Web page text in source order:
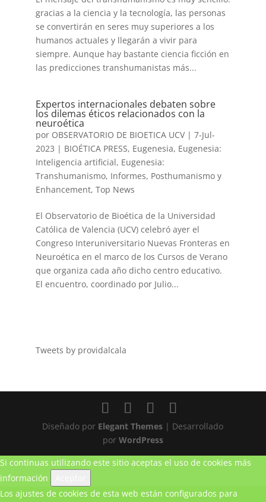
gracias a la ciencia y la tecnología, las personas
se convertirán en seres muy superiores a los
humanos actuales y llegarán a vivir para
siempre. Aunque hay bastante ciencia ficción en
las predicciones transhumanistas más...
Expertos internacionales debaten sobre
los dilemas éticos relacionados con la
neuroética
por OBSERVATORIO DE BIOETICA UCV| 7-Jul-
2023 | BIOÉTICA PRESS, Eugenesia, Eugenesia:
Inteligencia artificial, Eugenesia:
Transhumanismo, Informes, Posthumanismo y
Enhancement, Top News
El Observatorio de Bioética de la Universidad
Católica de Valencia (UCV) celebró ayer el
Congreso Interuniversitario Nuevas Fronteras en
Neuroética en el marco de los Cursos de Verano
que organiza cada año dicho centro educativo.
El encuentro, coordinado por Julio...
Tweets by providalcala
Diseñado por Elegant Themes | Desarrollado
por WordPress
Si continuas utilizando este sitio aceptas el uso de cookies más
información
Los ajustes de cookies de esta web están configurados para